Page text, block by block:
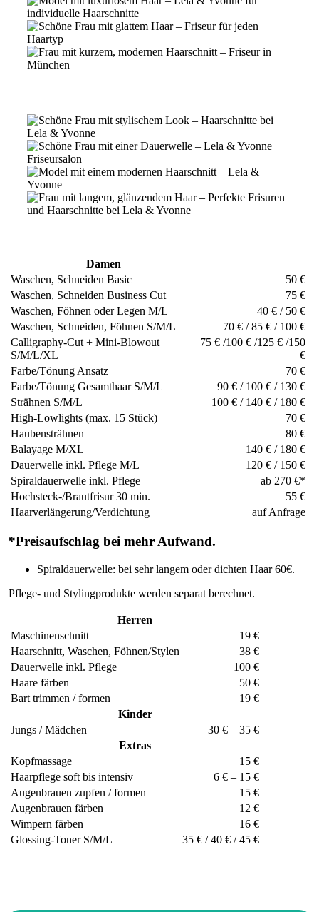
Damen
Waschen, Schneiden Basic
50 €
Waschen, Schneiden Business Cut
75 €
Waschen, Föhnen oder Legen M/L
40 € / 50 €
Waschen, Schneiden, Föhnen S/M/L
70 € / 85 € / 100 €
Calligraphy-Cut + Mini-Blowout
S/M/L/XL
75 € /100 € /125 € /150
€
Farbe/Tönung Ansatz
70 €
Farbe/Tönung Gesamthaar S/M/L
90 € / 100 € / 130 €
Strähnen S/M/L
100 € / 140 € / 180 €
High-Lowlights (max. 15 Stück)
70 €
Haubensträhnen
80 €
Balayage M/XL
140 € / 180 €
Dauerwelle inkl. Pflege M/L
120 € / 150 €
Spiraldauerwelle inkl. Pflege
ab 270 €*
Hochsteck-/Brautfrisur 30 min.
55 €
Haarverlängerung/Verdichtung
auf Anfrage
*Preisaufschlag bei mehr Aufwand.
Spiraldauerwelle: bei sehr langem oder dichten Haar 60€.
Pflege- und Stylingprodukte werden separat berechnet.
Herren
Maschinenschnitt
19 €
Haarschnitt, Waschen, Föhnen/Stylen
38 €
Dauerwelle inkl. Pflege
100 €
Haare färben
50 €
Bart trimmen / formen
19 €
Kinder
Jungs / Mädchen
30 € – 35 €
Extras
Kopfmassage
15 €
Haarpflege soft bis intensiv
6 € – 15 €
Augenbrauen zupfen / formen
15 €
Augenbrauen färben
12 €
Wimpern färben
16 €
Glossing-Toner S/M/L
35 € / 40 € / 45 €